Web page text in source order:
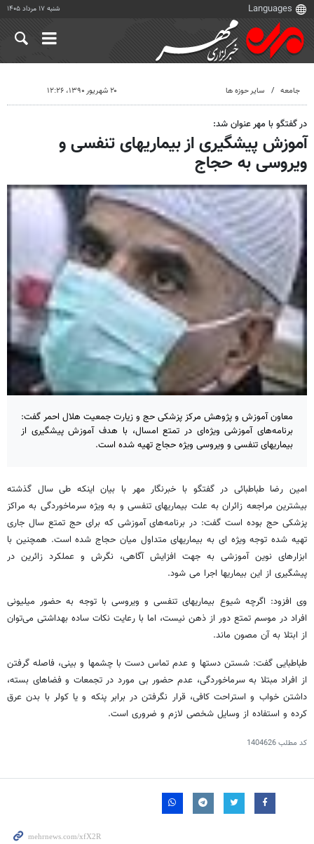
شنبه ۱۷ مرداد ۱۴۰۵
جامعه سایر حوزه ها ۲۰ شهریور ۱۳۹۰، ۱۲:۲۶
در گفتگو با مهر عنوان شد:
آموزش پیشگیری از بیماریهای تنفسی و
ویروسی به حجاج
معاون آموزش و پژوهش مرکز پزشکی حج و زیارت جمعیت هلال احمر گفت:
برنامه‌های آموزشی ویژه‌ای در تمتع امسال، با هدف آموزش پیشگیری از
بیماریهای تنفسی و ویروسی ویژه حجاج تهیه شده است.
امین رضا طباطبائی در گفتگو با خبرنگار مهر با بیان اینکه طی سال گذشته
بیشترین مراجعه زائران به علت بیماریهای تنفسی و به ویژه سرماخوردگی به مراکز
پزشکی حج بوده است گفت: در برنامه‌های آموزشی که برای حج تمتع سال جاری
تهیه شده توجه ویژه ای به بیماریهای متداول میان حجاج شده است. همچنین با
ابزارهای نوین آموزشی به جهت افزایش آگاهی، نگرش و عملکرد زائرین در
پیشگیری از این بیماریها اجرا می شود.
وی افزود: اگرچه شیوع بیماریهای تنفسی و ویروسی با توجه به حضور میلیونی
افراد در موسم تمتع دور از ذهن نیست، اما با رعایت نکات ساده بهداشتی می‌توان
از ابتلا به آن مصون ماند.
طباطبایی گفت: شستن دستها و عدم تماس دست با چشمها و بینی، فاصله گرفتن
از افراد مبتلا به سرماخوردگی، عدم حضور بی مورد در تجمعات و فضاهای بسته،
داشتن خواب و استراحت کافی، قرار نگرفتن در برابر پنکه و یا کولر با بدن عرق
کرده و استفاده از وسایل شخصی لازم و ضروری است.
کد مطلب1404626